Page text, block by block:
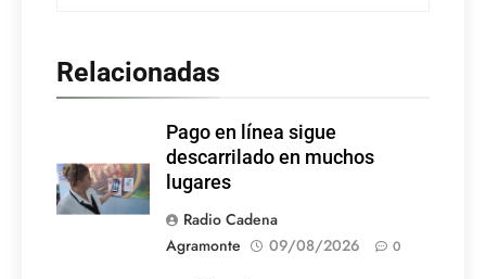
Relacionadas
Pago en línea sigue
descarrilado en muchos
lugares
Radio Cadena
Agramonte
09/08/2026 0